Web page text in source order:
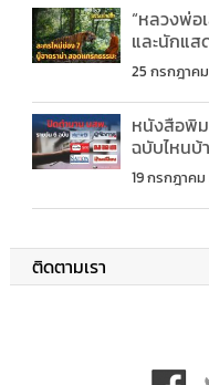
“หลวงพ่อ
และนักแส
25 กรกฎาค
หนังสือพิ
ฉบับไหนบ้
19 กรกฎาค
ติดตามเรา